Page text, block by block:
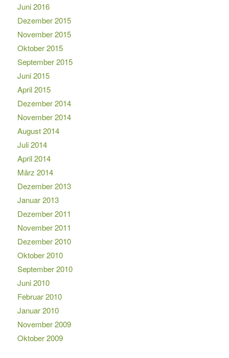
Juni 2016
Dezember 2015
November 2015
Oktober 2015
September 2015
Juni 2015
April 2015
Dezember 2014
November 2014
August 2014
Juli 2014
April 2014
März 2014
Dezember 2013
Januar 2013
Dezember 2011
November 2011
Dezember 2010
Oktober 2010
September 2010
Juni 2010
Februar 2010
Januar 2010
November 2009
Oktober 2009